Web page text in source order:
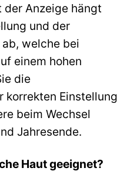
der Anzeige hängt
und der
welche bei
einem hohen
die
korrekten Einstellung
beim Wechsel
Jahresende.
Haut geeignet?